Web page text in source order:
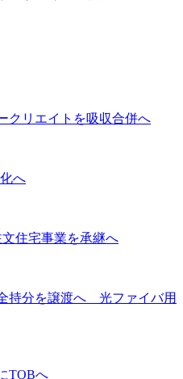
クリエイトを吸収合併へ
へ
住宅事業を承継へ
持分を譲渡へ 光ファイバ用
TOBへ